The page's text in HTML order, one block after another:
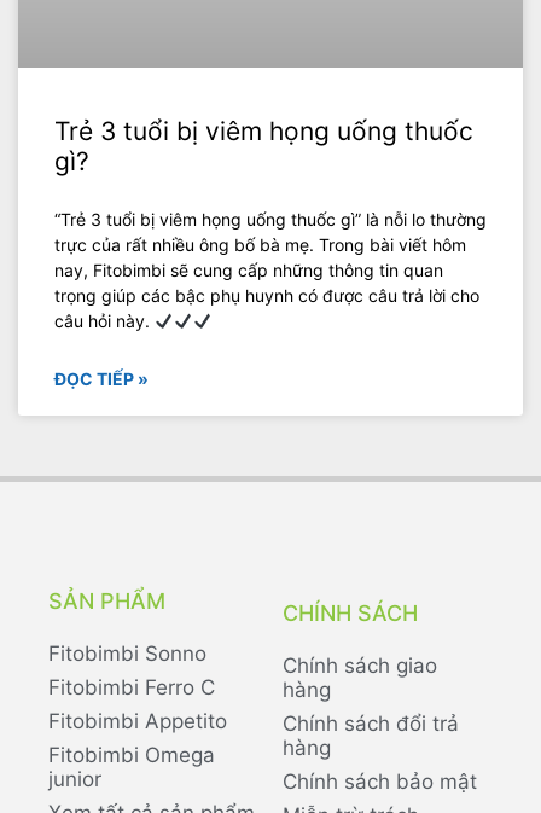
Trẻ 3 tuổi bị viêm họng uống thuốc
gì?
“Trẻ 3 tuổi bị viêm họng uống thuốc gì” là nỗi lo thường
trực của rất nhiều ông bố bà mẹ. Trong bài viết hôm
nay, Fitobimbi sẽ cung cấp những thông tin quan
trọng giúp các bậc phụ huynh có được câu trả lời cho
câu hỏi này.
ĐỌC TIẾP »
SẢN PHẨM
Fitobimbi Sonno
Fitobimbi Ferro C
Fitobimbi Appetito
Fitobimbi Omega
junior
CHÍNH SÁCH
Chính sách giao
hàng
Chính sách đổi trả
hàng
Chính sách bảo mật